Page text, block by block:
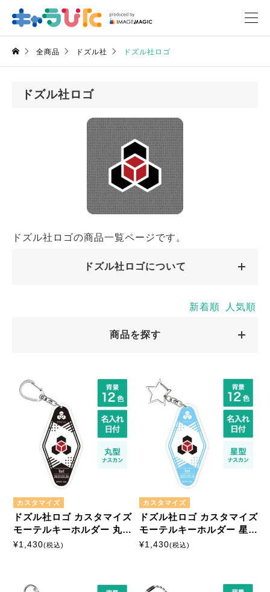
全商品 ドズル社 ドズル社ロゴ
ドズル社ロゴ
ドズル社ロゴの商品一覧ページです。
ドズル社ロゴについて
大人気ゲーム実況グループの『ドズル社』のロゴです。
ッズ」を作ってください。
新着順 人気順
商品を探す
ドズル社ロゴ
商品絞込 絞込解除
アイロンプリントシート
A5サイズ A4サイズ
カスタマイズ
ドズル社ロゴ カスタマイズ
モーテルキーホルダー 丸型
ナスカン
¥1,430(税込)
カスタマイズ
ドズル社ロゴ カスタマイズ
モーテルキーホルダー 星形
ナスカン
¥1,430(税込)